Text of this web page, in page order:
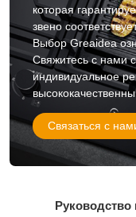
которая
звено
Выбор Greaidea
Свяжитесь с нами
индивидуальное
Связаться с
Руководство